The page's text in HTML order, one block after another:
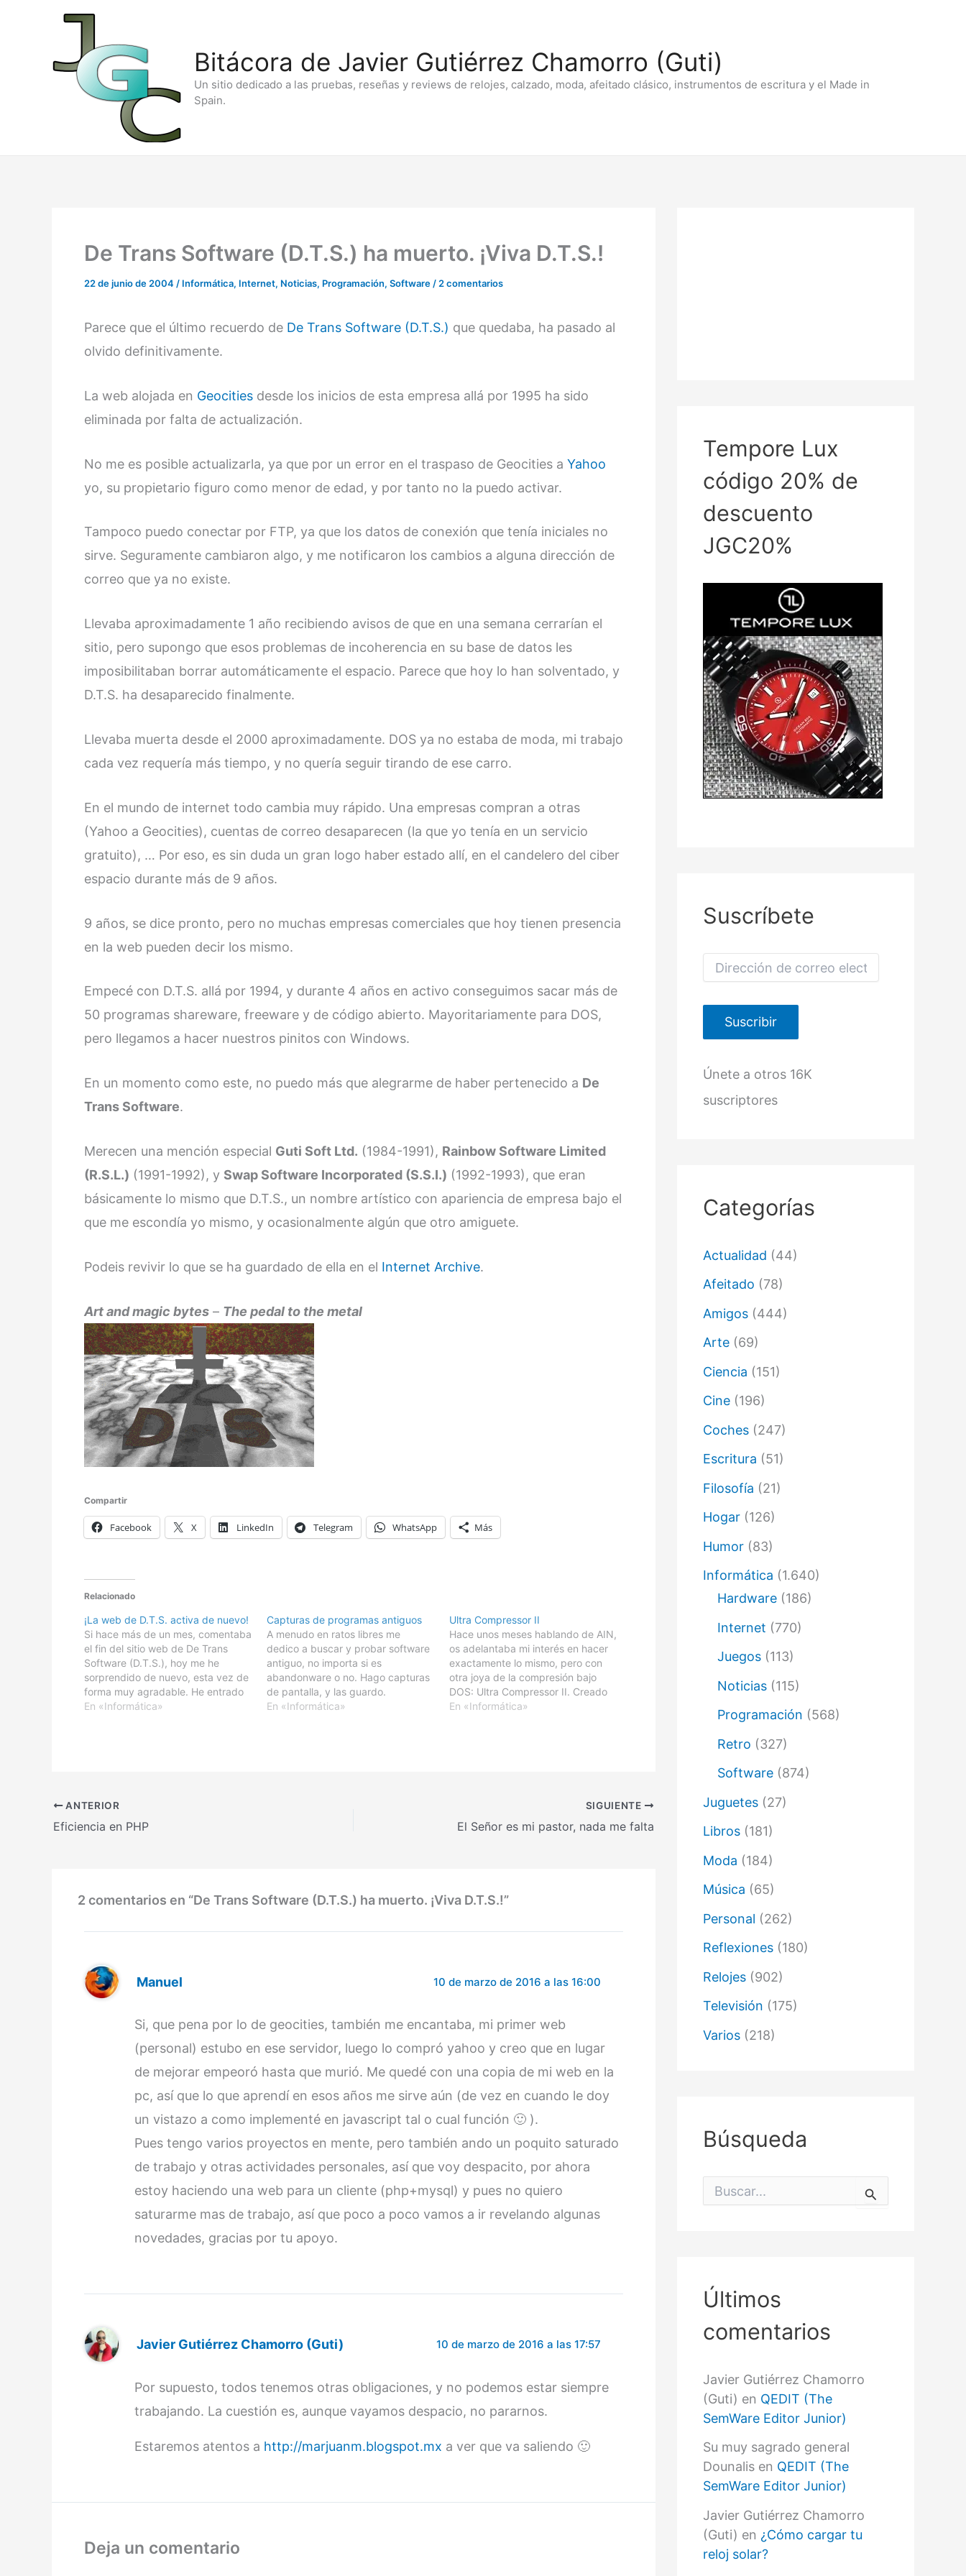
contenido
Bitácora de Javier Gutiérrez Chamorro (Guti)
Un sitio dedicado a las pruebas, reseñas y reviews de relojes, calzado, moda, afeitado clásico, instrumentos de escritura y el Made in
Spain.
De Trans Software (D.T.S.) ha muerto. ¡Viva D.T.S.!
22 de junio de 2004 / Informática, Internet, Noticias, Programación, Software / 2 comentarios
Parece que el último recuerdo de De Trans Software (D.T.S.) que quedaba, ha pasado al
olvido definitivamente.
La web alojada en Geocities desde los inicios de esta empresa allá por 1995 ha sido
eliminada por falta de actualización.
No me es posible actualizarla, ya que por un error en el traspaso de Geocities a Yahoo
yo, su propietario figuro como menor de edad, y por tanto no la puedo activar.
Tampoco puedo conectar por FTP, ya que los datos de conexión que tenía iniciales no
sirve. Seguramente cambiaron algo, y me notificaron los cambios a alguna dirección de
correo que ya no existe.
Llevaba aproximadamente 1 año recibiendo avisos de que en una semana cerrarían el
sitio, pero supongo que esos problemas de incoherencia en su base de datos les
imposibilitaban borrar automáticamente el espacio. Parece que hoy lo han solventado, y
D.T.S. ha desaparecido finalmente.
Llevaba muerta desde el 2000 aproximadamente. DOS ya no estaba de moda, mi trabajo
cada vez requería más tiempo, y no quería seguir tirando de ese carro.
En el mundo de internet todo cambia muy rápido. Una empresas compran a otras
(Yahoo a Geocities), cuentas de correo desaparecen (la que yo tenía en un servicio
gratuito), … Por eso, es sin duda un gran logo haber estado allí, en el candelero del ciber
espacio durante más de 9 años.
9 años, se dice pronto, pero no muchas empresas comerciales que hoy tienen presencia
en la web pueden decir los mismo.
Empecé con D.T.S. allá por 1994, y durante 4 años en activo conseguimos sacar más de
50 programas shareware, freeware y de código abierto. Mayoritariamente para DOS,
pero llegamos a hacer nuestros pinitos con Windows.
En un momento como este, no puedo más que alegrarme de haber pertenecido a De
Trans Software.
Merecen una mención especial Guti Soft Ltd. (1984-1991), Rainbow Software Limited
(R.S.L.) (1991-1992), y Swap Software Incorporated (S.S.I.) (1992-1993), que eran
básicamente lo mismo que D.T.S., un nombre artístico con apariencia de empresa bajo el
que me escondía yo mismo, y ocasionalmente algún que otro amiguete.
Podeis revivir lo que se ha guardado de ella en el Internet Archive.
Art and magic bytes – The pedal to the metal
Compartir
Facebook X LinkedIn Telegram WhatsApp Más
Relacionado
¡La web de D.T.S. activa de nuevo!
Si hace más de un mes, comentaba
el fin del sitio web de De Trans
Software (D.T.S.), hoy me he
sorprendido de nuevo, esta vez de
forma muy agradable. He entrado
por casualidad de nuevo, y lo he
En «Informática»
Capturas de programas antiguos
A menudo en ratos libres me
dedico a buscar y probar software
antiguo, no importa si es
abandonware o no. Hago capturas
de pantalla, y las guardo.
Revisando copias de seguridad me
En «Informática»
Ultra Compressor II
Hace unos meses hablando de AIN,
os adelantaba mi interés en hacer
exactamente lo mismo, pero con
otra joya de la compresión bajo
DOS: Ultra Compressor II. Creado
por AIP-NL (Ad Infinitum
En «Informática»
ANTERIOR
Eficiencia en PHP
SIGUIENTE
El Señor es mi pastor, nada me falta
2 comentarios en “De Trans Software (D.T.S.) ha muerto. ¡Viva D.T.S.!”
Manuel 10 de marzo de 2016 a las 16:00
Si, que pena por lo de geocities, también me encantaba, mi primer web
(personal) estubo en ese servidor, luego lo compró yahoo y creo que en lugar
de mejorar empeoró hasta que murió. Me quedé con una copia de mi web en la
pc, así que lo que aprendí en esos años me sirve aún (de vez en cuando le doy
un vistazo a como implementé en javascript tal o cual función 🙂 ).
Pues tengo varios proyectos en mente, pero también ando un poquito saturado
de trabajo y otras actividades personales, así que voy despacito, por ahora
estoy haciendo una web para un cliente (php+mysql) y pues no quiero
saturarme mas de trabajo, así que poco a poco vamos a ir revelando algunas
novedades, gracias por tu apoyo.
Javier Gutiérrez Chamorro (Guti) 10 de marzo de 2016 a las 17:57
Por supuesto, todos tenemos otras obligaciones, y no podemos estar siempre
trabajando. La cuestión es, aunque vayamos despacio, no pararnos.
Estaremos atentos a http://marjuanm.blogspot.mx a ver que va saliendo 🙂
Deja un comentario
Tempore Lux
código 20% de
descuento
JGC20%
Suscríbete
e
n
e
e
t
ó
i
o
Suscribir
Únete a otros 16K
suscriptores
Categorías
Actualidad (44)
Afeitado (78)
Amigos (444)
Arte (69)
Ciencia (151)
Cine (196)
Coches (247)
Escritura (51)
Filosofía (21)
Hogar (126)
Humor (83)
Informática (1.640)
Hardware (186)
Internet (770)
Juegos (113)
Noticias (115)
Programación (568)
Retro (327)
Software (874)
Juguetes (27)
Libros (181)
Moda (184)
Música (65)
Personal (262)
Reflexiones (180)
Relojes (902)
Televisión (175)
Varios (218)
Búsqueda
Últimos
comentarios
Javier Gutiérrez Chamorro
(Guti) en QEDIT (The
SemWare Editor Junior)
Su muy sagrado general
Dounalis en QEDIT (The
SemWare Editor Junior)
Javier Gutiérrez Chamorro
(Guti) en ¿Cómo cargar tu
reloj solar?